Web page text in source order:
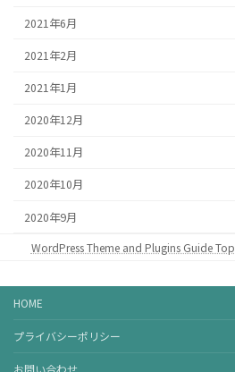
2021年6月
2021年2月
2021年1月
2020年12月
2020年11月
2020年10月
2020年9月
WordPress Theme and Plugins Guide Top
HOME
プライバシーポリシー